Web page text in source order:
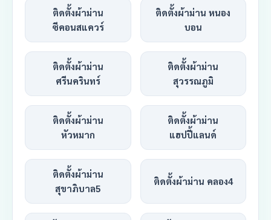
ติดตั้งผ้าม่าน
ซีคอนสแควร์
ติดตั้งผ้าม่าน หนอง
บอน
ติดตั้งผ้าม่าน
ศรีนครินทร์
ติดตั้งผ้าม่าน
สุวรรณภูมิ
ติดตั้งผ้าม่าน
หัวหมาก
ติดตั้งผ้าม่าน
แฮปปี้แลนด์
ติดตั้งผ้าม่าน
สุขาภิบาล5
ติดตั้งผ้าม่าน คลอง4